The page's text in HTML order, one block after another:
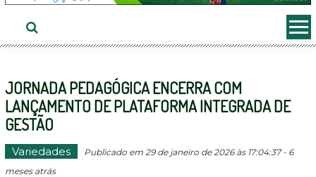
JORNADA PEDAGÓGICA ENCERRA COM
LANÇAMENTO DE PLATAFORMA INTEGRADA DE
GESTÃO
Variedades
Publicado em 29 de janeiro de 2026 às 17:04:37 - 6
meses atrás